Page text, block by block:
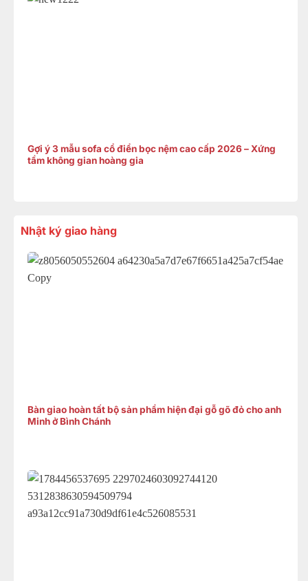
Gợi ý 3 mẫu sofa cổ điển bọc nệm cao cấp 2026 – Xứng
tầm không gian hoàng gia
Nhật ký giao hàng
Bàn giao hoàn tất bộ sản phẩm hiện đại gỗ gõ đỏ cho anh
Minh ở Bình Chánh